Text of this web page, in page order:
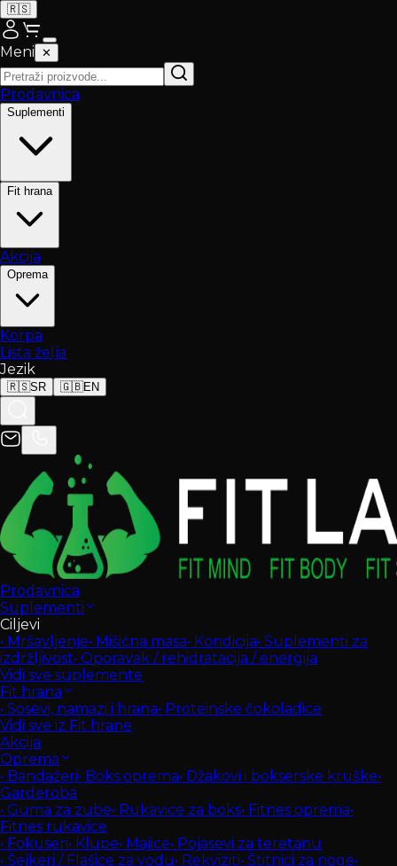
🇷🇸
Meni ✕
Prodavnica
Suplementi
Fit hrana
Akcija
Oprema
Korpa
Lista želja
Jezik
🇷🇸SR 🇬🇧EN
Prodavnica
Suplementi
Ciljevi
• Mršavljenje• Mišićna masa• Kondicija• Suplementi za
izdržljivost• Oporavak / rehidratacija / energija
Vidi sve suplemente
Fit hrana
• Sosevi, namazi i hrana• Proteinske čokoladice
Vidi sve iz Fit hrane
Akcija
Oprema
• Bandažeri• Boks oprema• Džakovi i bokserske kruške•
Garderoba
• Guma za zube• Rukavice za boks• Fitnes oprema•
Fitnes rukavice
• Fokuseri• Klupe• Majice• Pojasevi za teretanu
• Šejkeri / Flašice za vodu• Rekviziti• Štitnici za noge•